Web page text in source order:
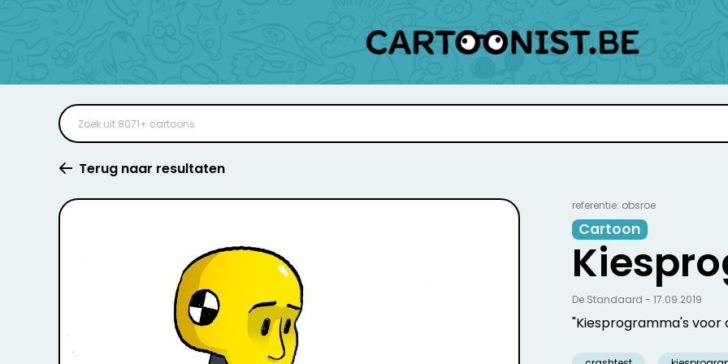
Terug naar resultaten
referentie: obsroe
Cartoon
"Kiesprogramma's voor
De Standaard - 17.09.2019